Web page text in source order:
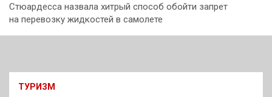
Стюардесса назвала хитрый способ обойти запрет
на перевозку жидкостей в самолете
ТУРИЗМ